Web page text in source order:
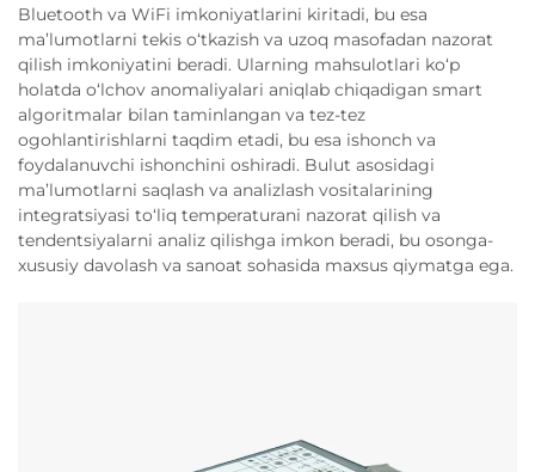
Bluetooth va WiFi imkoniyatlarini kiritadi, bu esa
ma’lumotlarni tekis o‘tkazish va uzoq masofadan nazorat
qilish imkoniyatini beradi. Ularning mahsulotlari ko‘p
holatda o‘lchov anomaliyalari aniqlab chiqadigan smart
algoritmalar bilan taminlangan va tez-tez
ogohlantirishlarni taqdim etadi, bu esa ishonch va
foydalanuvchi ishonchini oshiradi. Bulut asosidagi
ma’lumotlarni saqlash va analizlash vositalarining
integratsiyasi to‘liq temperaturani nazorat qilish va
tendentsiyalarni analiz qilishga imkon beradi, bu osonga-
xususiy davolash va sanoat sohasida maxsus qiymatga ega.